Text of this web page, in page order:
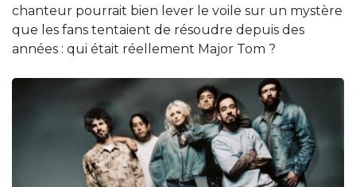
chanteur pourrait bien lever le voile sur un mystère
que les fans tentaient de résoudre depuis des
années : qui était réellement Major Tom ?